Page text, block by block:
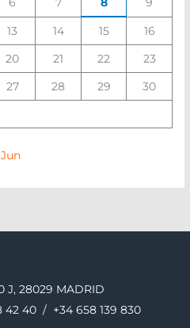
13 14 15 16
20 21 22 23
27 28 29 30
J, 28029 MADRID
42 40 / +34 658 139 830